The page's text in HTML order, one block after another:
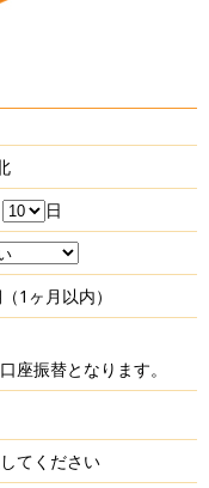
日
1ヶ月以内）
座振替となります。
てください